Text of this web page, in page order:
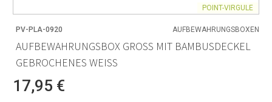
POINT-VIRGULE
PV-PLA-0920 AUFBEWAHRUNGSBOXEN
AUFBEWAHRUNGSBOX GROSS MIT BAMBUSDECKEL G
EBROCHENES WEISS
17,95 €